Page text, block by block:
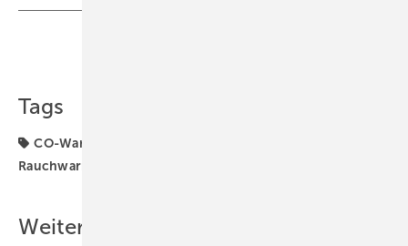
Tags
CO-Warnmelder
Rauchwarnmelder
Weitere Inhalte